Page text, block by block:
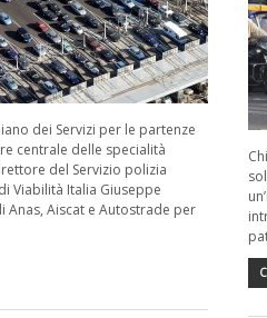
dei Servizi per le partenze
centrale delle specialità
del Servizio polizia
Viabilità Italia Giuseppe
Anas, Aiscat e Autostrade per